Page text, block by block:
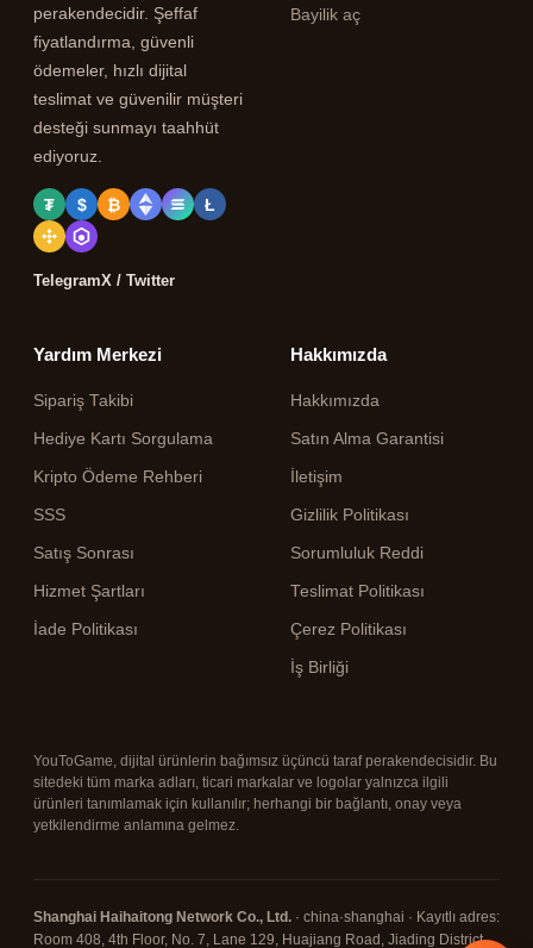
perakendecidir. Şeffaf
fiyatlandırma, güvenli
ödemeler, hızlı dijital
teslimat ve güvenilir müşteri
desteği sunmayı taahhüt
ediyoruz.
₮ $ ₿ Ł
TelegramX / Twitter
Bayilik aç
Yardım Merkezi
Sipariş Takibi
Hediye Kartı Sorgulama
Kripto Ödeme Rehberi
SSS
Satış Sonrası
Hizmet Şartları
İade Politikası
Hakkımızda
Hakkımızda
Satın Alma Garantisi
İletişim
Gizlilik Politikası
Sorumluluk Reddi
Teslimat Politikası
Çerez Politikası
İş Birliği
YouToGame, dijital ürünlerin bağımsız üçüncü taraf perakendecisidir. Bu
sitedeki tüm marka adları, ticari markalar ve logolar yalnızca ilgili
ürünleri tanımlamak için kullanılır; herhangi bir bağlantı, onay veya
yetkilendirme anlamına gelmez.
Shanghai Haihaitong Network Co., Ltd. · china·shanghai · Kayıtlı adres:
Room 408, 4th Floor, No. 7, Lane 129, Huajiang Road, Jiading District,